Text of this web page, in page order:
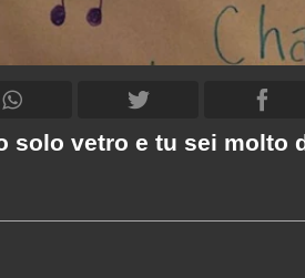
solo vetro e tu sei molto